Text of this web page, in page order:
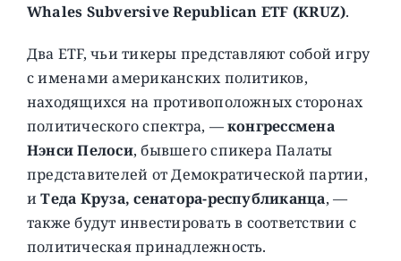
Whales Subversive Republican ETF (KRUZ).
Два ETF, чьи тикеры представляют собой игру
с именами американских политиков,
находящихся на противоположных сторонах
политического спектра, —конгрессмена
Нэнси Пелоси, бывшего спикера Палаты
представителей от Демократической партии,
иТеда Круза, сенатора-республиканца, —
также будут инвестировать в соответствии с
политическая принадлежность.